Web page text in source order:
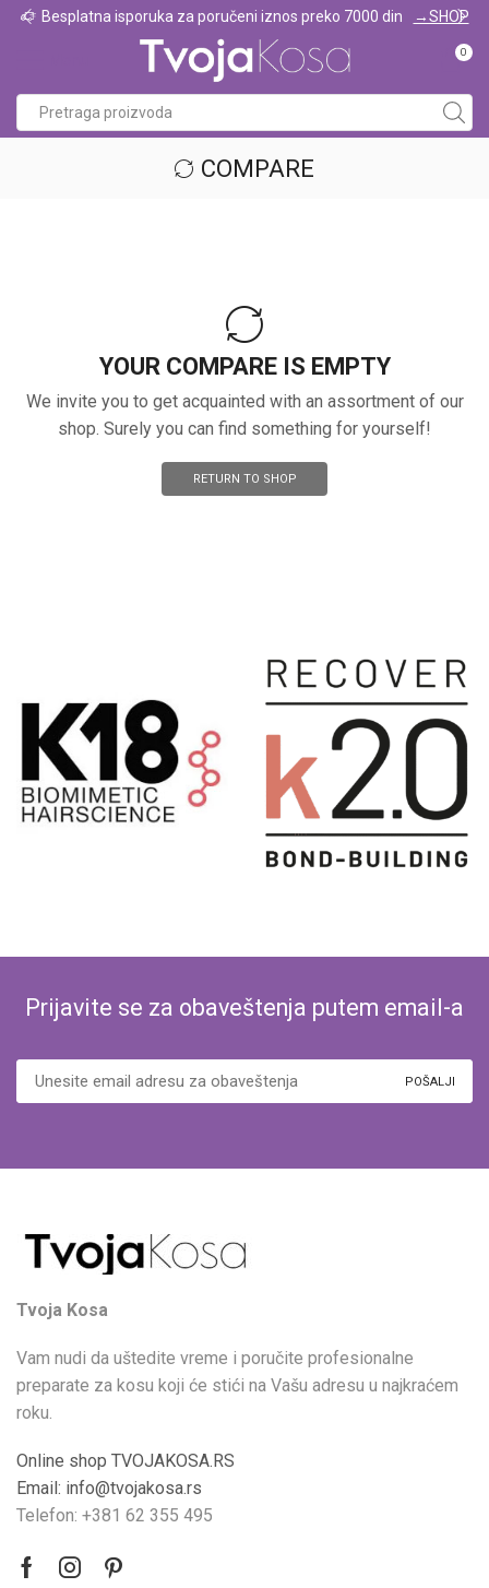
Besplatna isporuka za poručeni iznos preko 7000 din →SHOP
0
COMPARE
YOUR COMPARE IS EMPTY
We invite you to get acquainted with an assortment of our
shop. Surely you can find something for yourself!
RETURN TO SHOP
Prijavite se za obaveštenja putem email-a
Tvoja Kosa
Vam nudi da uštedite vreme i poručite profesionalne
preparate za kosu koji će stići na Vašu adresu u najkraćem
roku.
Online shop TVOJAKOSA.RS
Email: info@tvojakosa.rs
Telefon: +381 62 355 495